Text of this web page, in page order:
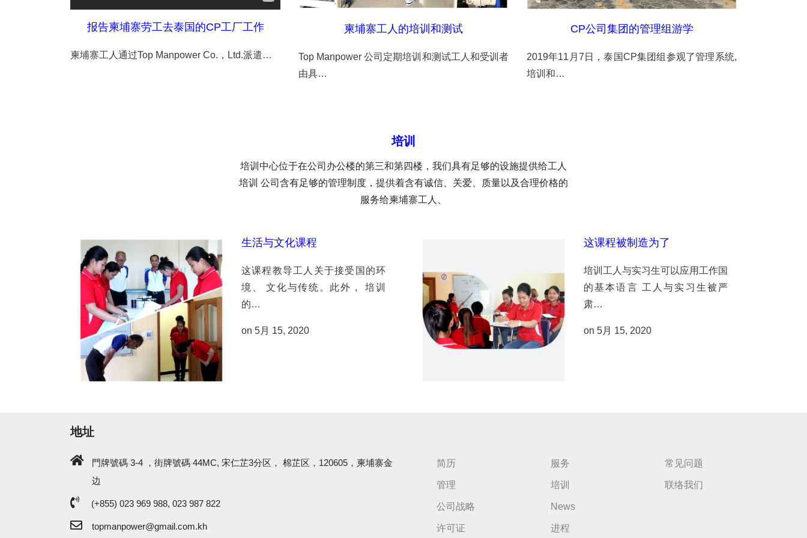
报告柬埔寨劳工去泰国的CP工厂工作
柬埔寨工人通过Top Manpower Co.，Ltd.派遣…
柬埔寨工人的培训和测试
Top Manpower 公司定期培训和测试工人和受训者
由具…
CP公司集团的管理组游学
2019年11月7日，泰国CP集团组参观了管理系统,
培训和…
培训
培训中心位于在公司办公楼的第三和第四楼，我们具有足够的设施提供给工人
培训 公司含有足够的管理制度，提供着含有诚信、关爱、质量以及合理价格的
服务给柬埔寨工人、
生活与文化课程
这课程教导工人关于接受国的环
境、 文化与传统。此外， 培训
的…
on 5月 15, 2020
这课程被制造为了
培训工人与实习生可以应用工作国
的基本语言 工人与实习生被严
肃…
on 5月 15, 2020
地址
門牌號碼 3-4 ，街牌號碼 44MC, 宋仁芷3分区， 棉芷区，120605，柬埔寨金
边
(+855) 023 969 988, 023 987 822
topmanpower@gmail.com.kh
简历
管理
公司战略
许可证
服务
培训
News
进程
常见问题
联络我们